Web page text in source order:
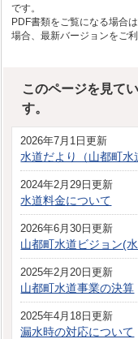
です。
PDF書類をご覧になる場合
場合、最新バージョンをご利
このページを見て
す。
2026年7月1日更新
水道だより（山都町水
2024年2月29日更新
水道料金について
2026年6月30日更新
山都町水道ビジョン(
2025年2月20日更新
山都町水道事業の決算
2025年4月18日更新
漏水時の対応について